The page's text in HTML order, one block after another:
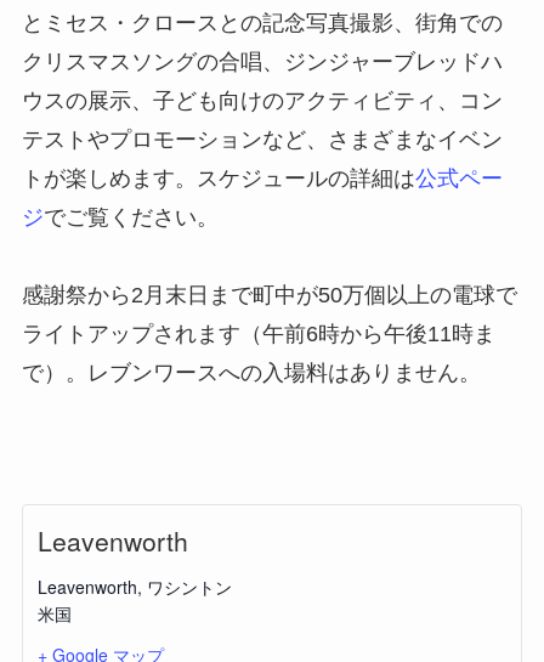
とミセス・クロースとの記念写真撮影、街角での
クリスマスソングの合唱、ジンジャーブレッドハ
ウスの展示、子ども向けのアクティビティ、コン
テストやプロモーションなど、さまざまなイベン
トが楽しめます。スケジュールの詳細は公式ペー
ジでご覧ください。
感謝祭から2月末日まで町中が50万個以上の電球で
ライトアップされます（午前6時から午後11時ま
で）。レブンワースへの入場料はありません。
Leavenworth
Leavenworth, ワシントン
米国
+ Google マップ